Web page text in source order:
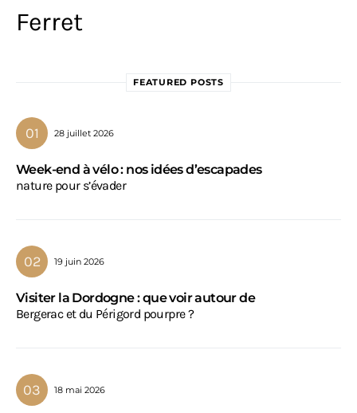
Ferret
FEATURED POSTS
28 juillet 2026
Week-end à vélo : nos idées d’escapades
nature pour s’évader
19 juin 2026
Visiter la Dordogne : que voir autour de
Bergerac et du Périgord pourpre ?
18 mai 2026